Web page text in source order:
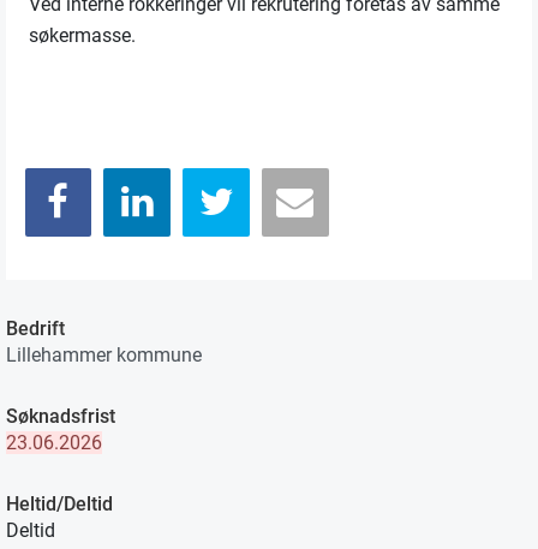
søkermasse.
Bedrift
Lillehammer kommune
Søknadsfrist
23.06.2026
Heltid/Deltid
Deltid